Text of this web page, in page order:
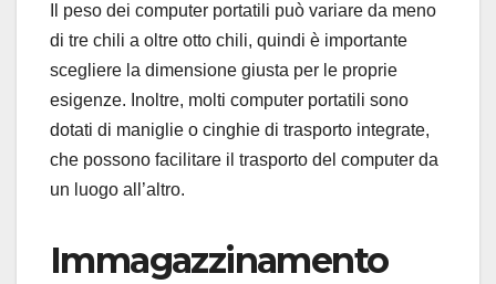
Il peso dei computer portatili può variare da meno
di tre chili a oltre otto chili, quindi è importante
scegliere la dimensione giusta per le proprie
esigenze. Inoltre, molti computer portatili sono
dotati di maniglie o cinghie di trasporto integrate,
che possono facilitare il trasporto del computer da
un luogo all’altro.
Immagazzinamento